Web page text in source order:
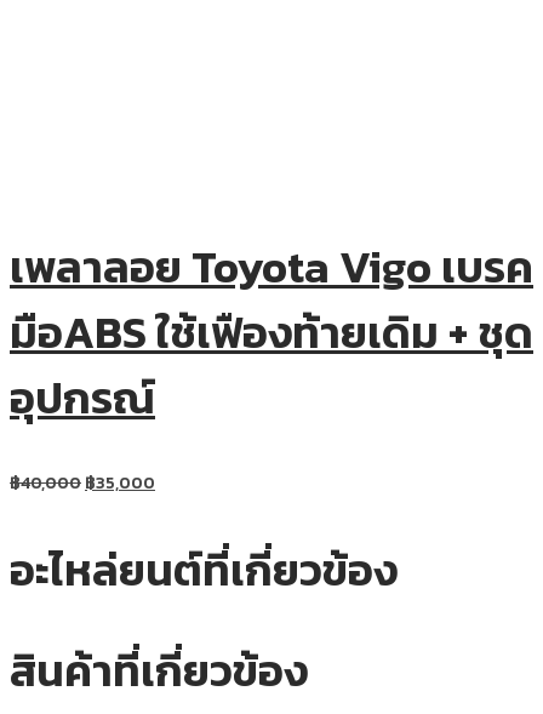
เพลาลอย Toyota Vigo เบรค
มือABS ใช้เฟืองท้ายเดิม + ชุด
อุปกรณ์
฿40,000฿35,000
อะไหล่ยนต์ที่เกี่ยวข้อง
สินค้าที่เกี่ยวข้อง